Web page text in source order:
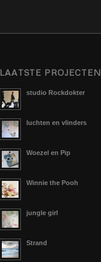
LAATSTE PROJECTEN
studio Rockdokter
luchten en vlinders
Woezel en Pip
Winnie the Pooh
jungle girl
Strand